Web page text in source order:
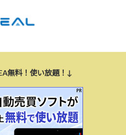
無料！使い放題！↓